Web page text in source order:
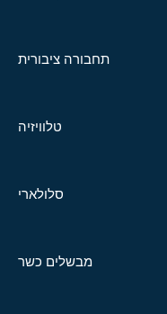
תחבורה ציבורית
טלוויזיה
סלולארי
מבשלים כשר